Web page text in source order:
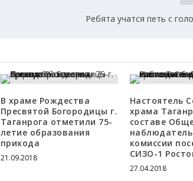
Ребята учатся петь с
В храме Рождества
Пресвятой Богородицы г.
Таганрога отметили 75-
летие образования
прихода
21.09.2018
Настоятель
храма
составе
комиссии
СИЗО-1
27.04.2018